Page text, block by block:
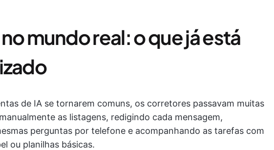
mundo real: o que já está
de IA se tornarem comuns, os corretores passavam muitas
as listagens, redigindo cada mensagem,
perguntas por telefone e acompanhando as tarefas com
ou planilhas básicas.